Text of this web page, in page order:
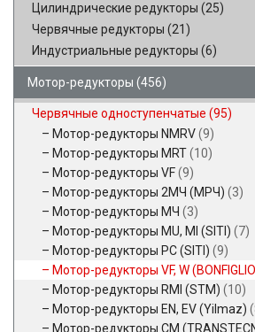
Цилиндрические редукторы (25)
Червячные редукторы (21)
Индустриальные редукторы (6)
Мотор-редукторы (456)
Червячные одноступенчатые (95)
Мотор-редукторы NMRV(9)
Мотор-редукторы MRT(10)
Мотор-редукторы VF(9)
Мотор-редукторы 2МЧ (МРЧ) (3)
Мотор-редукторы МЧ (3)
Мотор-редукторы MU, MI (SITI) (7)
Мотор-редукторы PC (SITI) (9)
Мотор-редукторы VF, W
Мотор-редукторы RMI (STM) (10)
Мотор-редукторы EN, EV (Yilmaz)
Мотор-редукторы CM